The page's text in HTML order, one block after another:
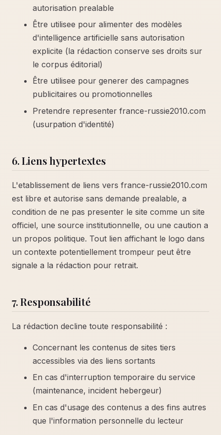
autorisation prealable
Être utilisee pour alimenter des modèles
d'intelligence artificielle sans autorisation
explicite (la rédaction conserve ses droits sur
le corpus éditorial)
Être utilisee pour generer des campagnes
publicitaires ou promotionnelles
Pretendre representer france-russie2010.com
(usurpation d'identité)
6. Liens hypertextes
L'etablissement de liens vers france-russie2010.com
est libre et autorise sans demande prealable, a
condition de ne pas presenter le site comme un site
officiel, une source institutionnelle, ou une caution a
un propos politique. Tout lien affichant le logo dans
un contexte potentiellement trompeur peut être
signale a la rédaction pour retrait.
7. Responsabilité
La rédaction decline toute responsabilité :
Concernant les contenus de sites tiers
accessibles via des liens sortants
En cas d'interruption temporaire du service
(maintenance, incident hebergeur)
En cas d'usage des contenus a des fins autres
que l'information personnelle du lecteur